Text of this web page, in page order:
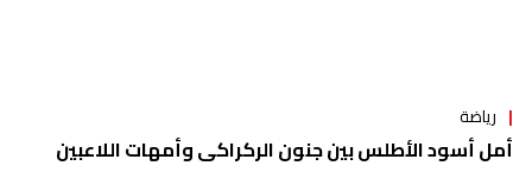
رياضة
أمل أسود الأطلس بين جنون الركراكي وأمهات اللاعبين